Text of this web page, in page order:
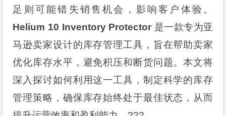
足则可能错失销售机会，影响客户体验。
Helium 10 Inventory Protector 是一款专为亚
马逊卖家设计的库存管理工具，旨在帮助卖家
优化库存水平，避免积压和断货问题。本文将
深入探讨如何利用这一工具，制定科学的库存
管理策略，确保库存始终处于最佳状态，从而